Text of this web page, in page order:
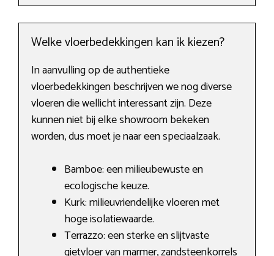
Welke vloerbedekkingen kan ik kiezen?
In aanvulling op de authentieke
vloerbedekkingen beschrijven we nog diverse
vloeren die wellicht interessant zijn. Deze
kunnen niet bij elke showroom bekeken
worden, dus moet je naar een speciaalzaak.
Bamboe: een milieubewuste en
ecologische keuze.
Kurk: milieuvriendelijke vloeren met
hoge isolatiewaarde.
Terrazzo: een sterke en slijtvaste